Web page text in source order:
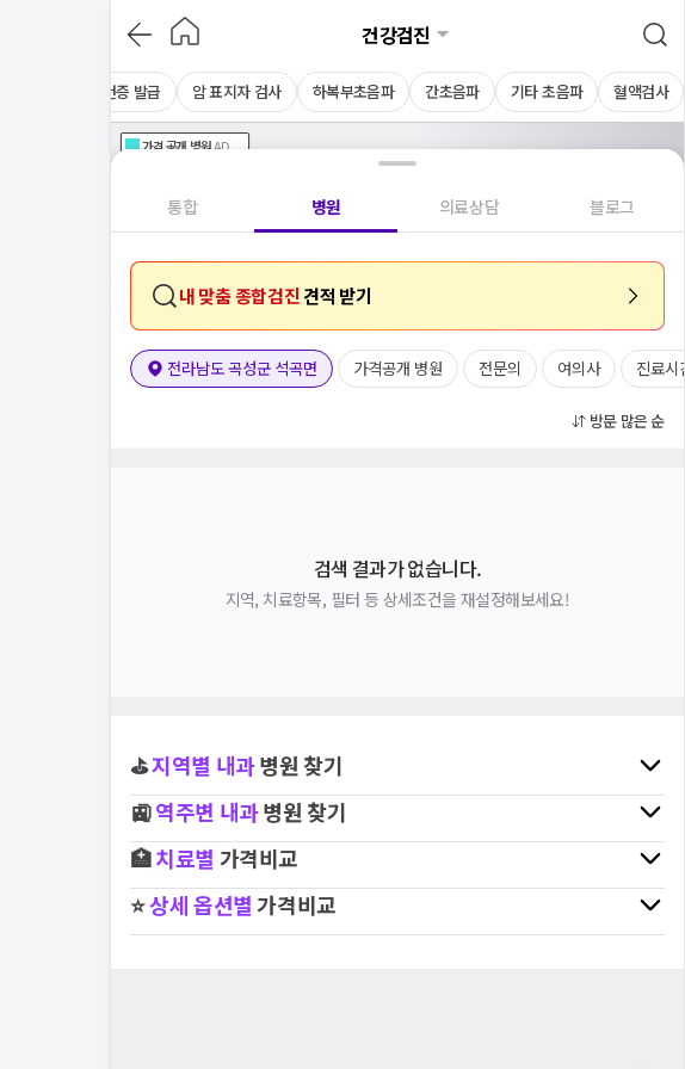
건강검진
보건증 발급 암 표지자 검사 하복부초음파 간초음파 기타 초음파 혈액검사
가격공개 병원AD
통합 병원 의료상담 블로그
내 맞춤 종합검진 견적 받기
전라남도 곡성군 석곡면 가격공개 병원 전문의 여의사 진료시간
방문 많은 순
검색 결과가 없습니다.
지역, 치료항목, 필터 등 상세조건을 재설정해보세요!
⛳지역별 내과병원 찾기
🚉역주변 내과병원 찾기
🏥치료별 가격비교
⭐상세 옵션별가격비교